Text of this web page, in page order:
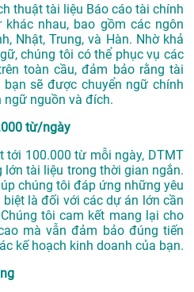
thuật tài liệu Báo cáo tài chính
nhau, bao gồm các ngôn
Nhật, Trung, và Hàn. Nhờ khả
chúng tôi có thể phục vụ các
toàn cầu, đảm bảo rằng tài
sẽ được chuyển ngữ chính
ngữ nguồn và đích.
từ/ngày
100.000 từ mỗi ngày, DTMT
tài liệu trong thời gian ngắn.
chúng tôi đáp ứng những yêu
là đối với các dự án lớn cần
tôi cam kết mang lại cho
mà vẫn đảm bảo đúng tiến
kế hoạch kinh doanh của bạn.